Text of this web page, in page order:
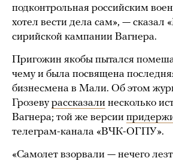
подконтрольная российским
хотел вести дела сам», — сказал
сирийской кампании Вагнера.
Пригожин якобы пытался
чему и была посвящена
бизнесмена в Мали. Об этом
Грозевурассказали несколько
Вагнера; той же версии
телеграм-канала «ВЧК-ОГПУ».
«Самолет взорвали — нечего